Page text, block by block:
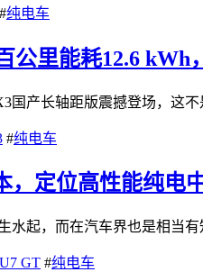
#纯电车
公里能耗12.6 kWh
国产长轴距版震撼登场，这
#纯电车
，定位高性能纯电
水起，而在汽车界也是相当
GT #纯电车